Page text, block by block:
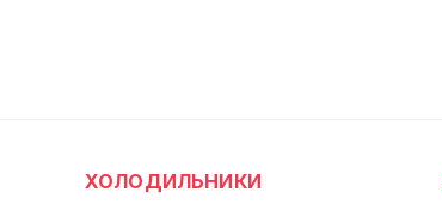
ХОЛОДИЛЬНИКИ